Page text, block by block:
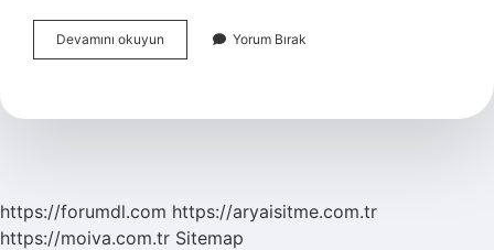
Devamını okuyun Hemoroid
Ne
Olur
Yorum Bırak
https://forumdl.com https://aryaisitme.com.tr
https://moiva.com.tr Sitemap